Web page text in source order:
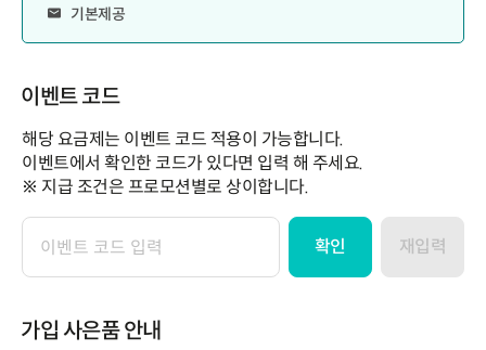
기본제공
이벤트 코드
해당 요금제는 이벤트 코드 적용이 가능합니다.
이벤트에서 확인한 코드가 있다면 입력 해 주세요.
※ 지급 조건은 프로모션별로 상이합니다.
이
벤
코
확인 재입력
가입 사은품 안내